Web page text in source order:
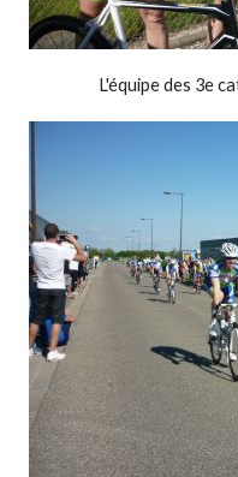
L'équipe des 3e